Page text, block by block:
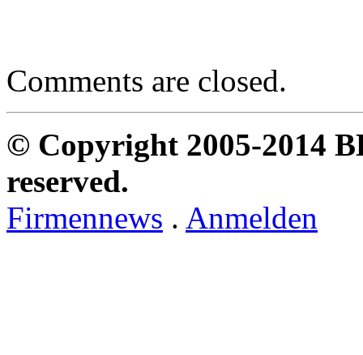
Comments are closed.
© Copyright 2005-2014
reserved.
Firmennews . Anmelden